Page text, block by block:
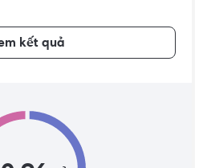
kết quả